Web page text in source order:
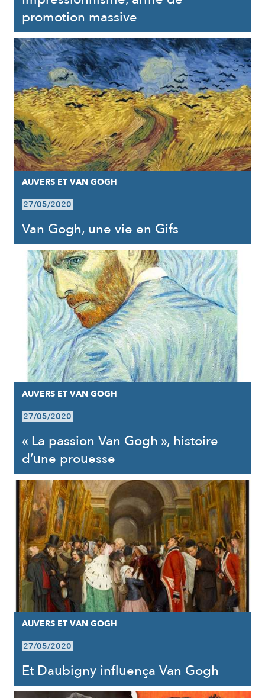
promotion massive
AUVERS ET VAN GOGH
27/05/2020
Van Gogh, une vie en Gifs
AUVERS ET VAN GOGH
27/05/2020
« La passion Van Gogh », histoire
d’une prouesse
AUVERS ET VAN GOGH
27/05/2020
Et Daubigny influença Van Gogh